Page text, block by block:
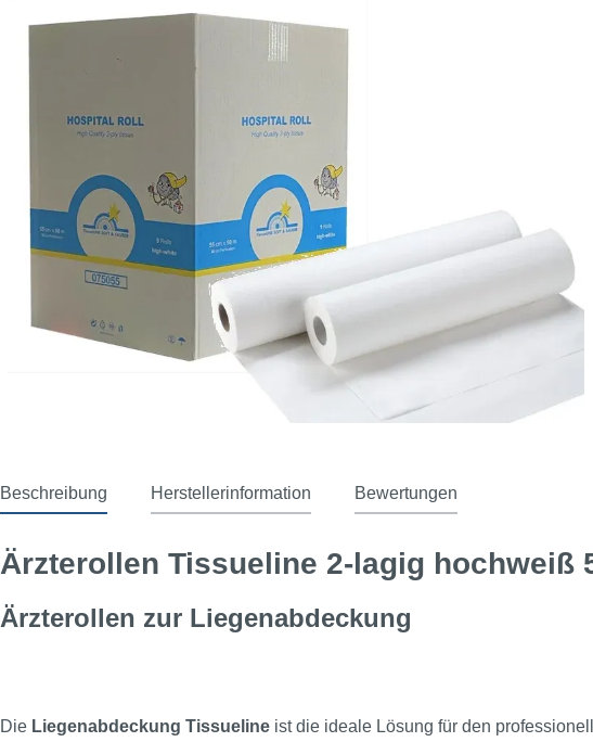
Beschreibung Herstellerinformation Bewertungen
Ärzterollen Tissueline 2-lagig hochweiß
Ärzterollen zur Liegenabdeckung
Die Liegenabdeckung Tissueline ist die ideale Lösung für den